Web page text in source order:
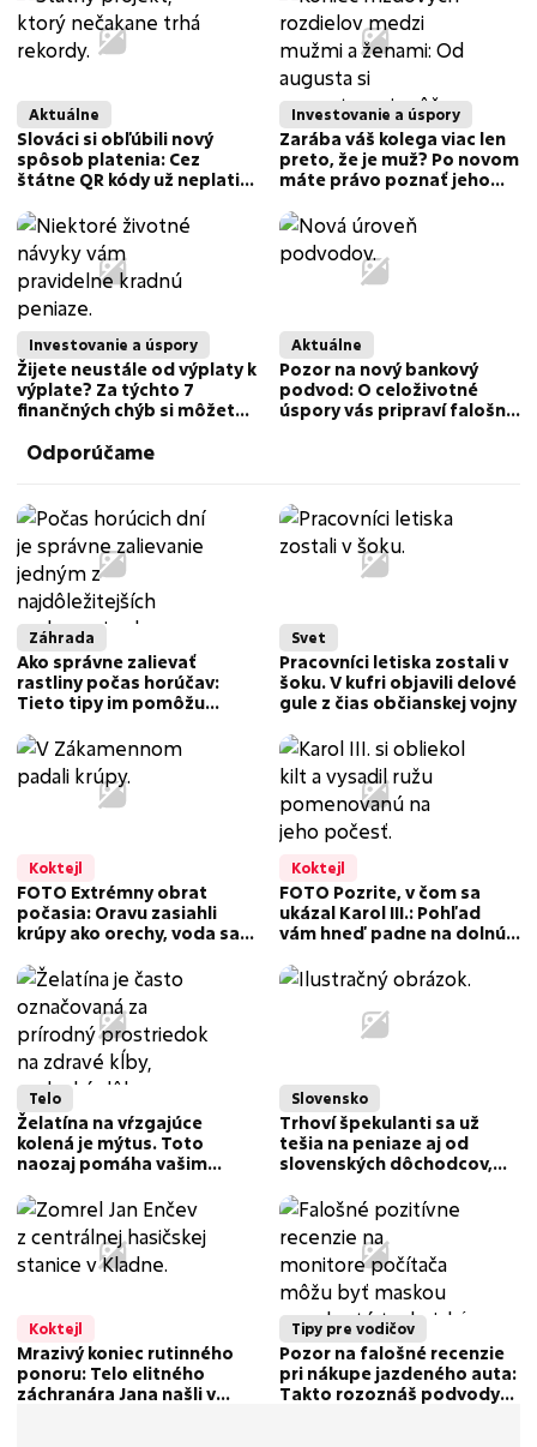
Aktuálne
Slováci si obľúbili nový
spôsob platenia: Cez
štátne QR kódy už neplatia
Investovanie a úspory
Zarába váš kolega viac len
preto, že je muž? Po novom
máte právo poznať jeho
Investovanie a úspory
Žijete neustále od výplaty k
výplate? Za týchto 7
finančných chýb si môžete
Aktuálne
Pozor na nový bankový
podvod: O celoživotné
úspory vás pripraví falošný
Odporúčame
Záhrada
Ako správne zalievať
rastliny počas horúčav:
Tieto tipy im pomôžu
Svet
Pracovníci letiska zostali v
šoku. V kufri objavili delové
gule z čias občianskej vojny
Koktejl
FOTO Extrémny obrat
počasia: Oravu zasiahli
krúpy ako orechy, voda sa
Koktejl
FOTO Pozrite, v čom sa
ukázal Karol III.: Pohľad
vám hneď padne na dolnú
Telo
Želatína na vŕzgajúce
kolená je mýtus. Toto
naozaj pomáha vašim
Slovensko
Trhoví špekulanti sa už
tešia na peniaze aj od
slovenských dôchodcov,
odpustky
Koktejl
Mrazivý koniec rutinného
ponoru: Telo elitného
záchranára Jana našli v
Tipy pre vodičov
Pozor na falošné recenzie
pri nákupe jazdeného auta:
Takto rozoznáš podvody